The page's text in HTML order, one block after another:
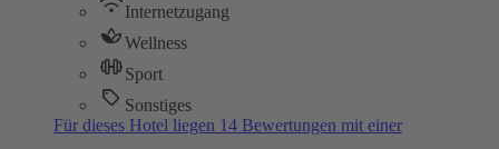
Internetzugang
Wellness
Sport
Sonstiges
Für dieses Hotel liegen 14 Bewertungen mit einer